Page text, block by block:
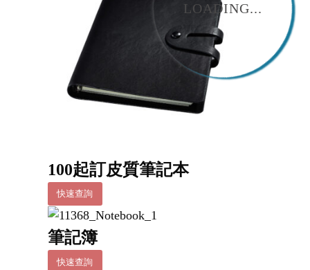
LOADING...
100起訂皮質筆記本
快速查詢
筆記簿
快速查詢